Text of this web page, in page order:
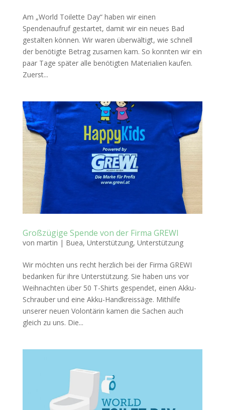
Am „World Toilette Day“ haben wir einen
Spendenaufruf gestartet, damit wir ein neues Bad
gestalten können. Wir waren überwältigt, wie schnell
der benötigte Betrag zusamen kam. So konnten wir ein
paar Tage später alle benötigten Materialien kaufen.
Zuerst...
Großzügige Spende von der Firma GREWI
von martin | Buea, Unterstützung, Unterstützung
Wir möchten uns recht herzlich bei der Firma GREWI
bedanken für ihre Unterstützung. Sie haben uns vor
Weihnachten über 50 T-Shirts gespendet, einen Akku-
Schrauber und eine Akku-Handkreissäge. Mithilfe
unserer neuen Volontärin kamen die Sachen auch
gleich zu uns. Die...